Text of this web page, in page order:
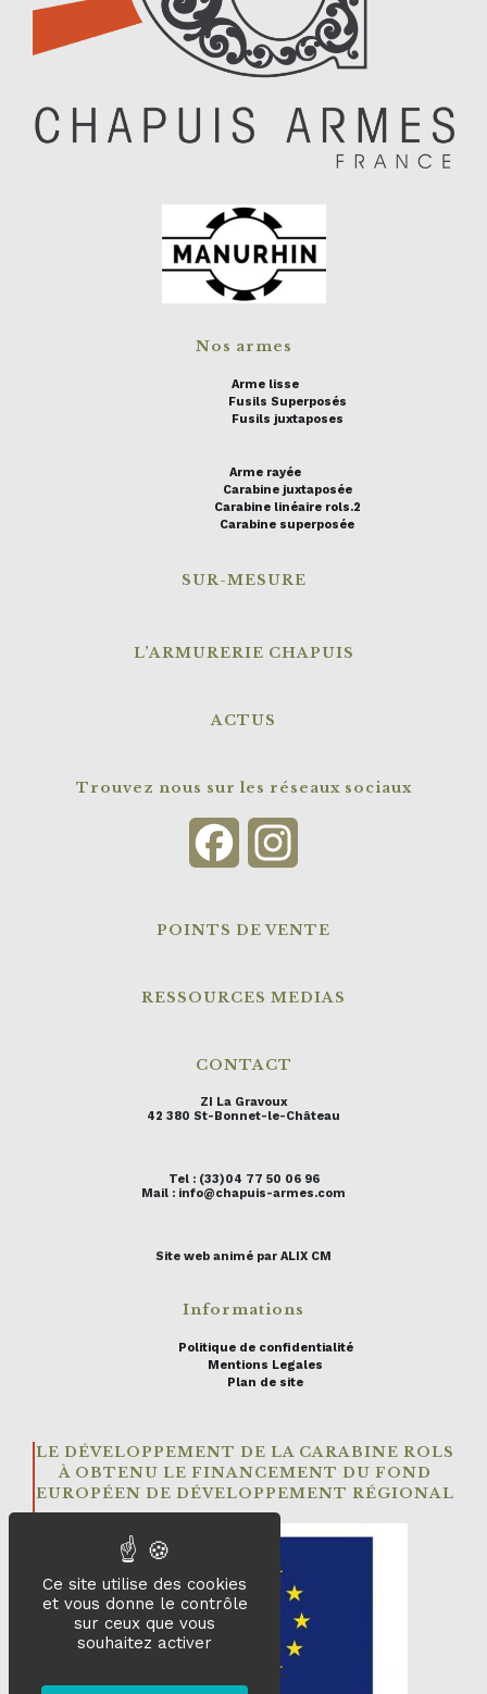
Nos armes
Arme lisse
Fusils Superposés
Fusils juxtaposes
Arme rayée
Carabine juxtaposée
Carabine linéaire rols.2
Carabine superposée
SUR-MESURE
L’ARMURERIE CHAPUIS
ACTUS
Trouvez nous sur les réseaux sociaux
Facebook
POINTS DE VENTE
RESSOURCES MEDIAS
CONTACT
ZI La Gravoux
42 380 St-Bonnet-le-Château
Tel : (33)04 77 50 06 96
Mail : info@chapuis-armes.com
Site web animé par ALIX CM
Informations
Politique de confidentialité
Mentions Legales
Plan de site
LE DÉVELOPPEMENT DE LA CARABINE ROLS
À OBTENU LE FINANCEMENT DU FOND
EUROPÉEN DE DÉVELOPPEMENT RÉGIONAL
Ce site utilise des cookies
et vous donne le contrôle
sur ceux que vous
souhaitez activer